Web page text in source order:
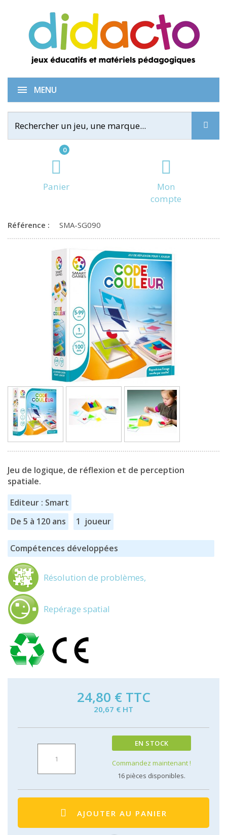
0
Panier
Mon
compte
MENU
Code couleur
Référence : SMA-SG090
Jeu de logique, de réflexion et de perception
spatiale.
Editeur : Smart
De 5 à 120 ans
1 joueur
Compétences développées
Résolution de problèmes,
Repérage spatial
24,80 € TTC
20,67 € HT
EN STOCK
Commandez maintenant !
16pièces disponibles.
AJOUTER AU PANIER